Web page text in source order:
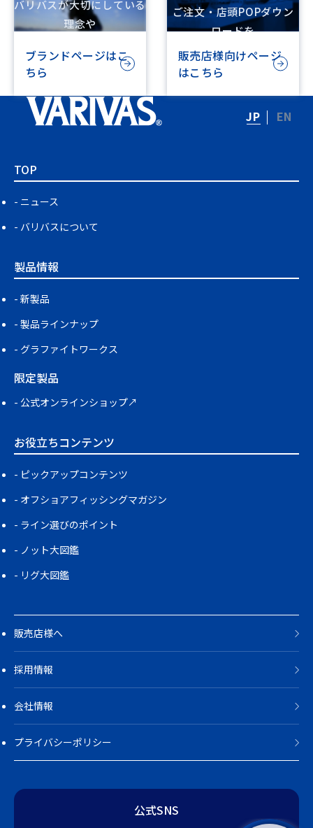
バリバスが大切にしている
理念や
ブランドページはこ
ちら
ご注文・店頭POPダウン
ロードを
行えます
販売店様向けページ
はこちら
JP EN
TOP
ニュース
バリバスについて
製品情報
新製品
製品ラインナップ
グラファイトワークス
限定製品
公式オンラインショップ↗
お役立ちコンテンツ
ピックアップコンテンツ
オフショアフィッシングマガジン
ライン選びのポイント
ノット大図鑑
リグ大図鑑
販売店様へ
採用情報
会社情報
プライバシーポリシー
公式SNS